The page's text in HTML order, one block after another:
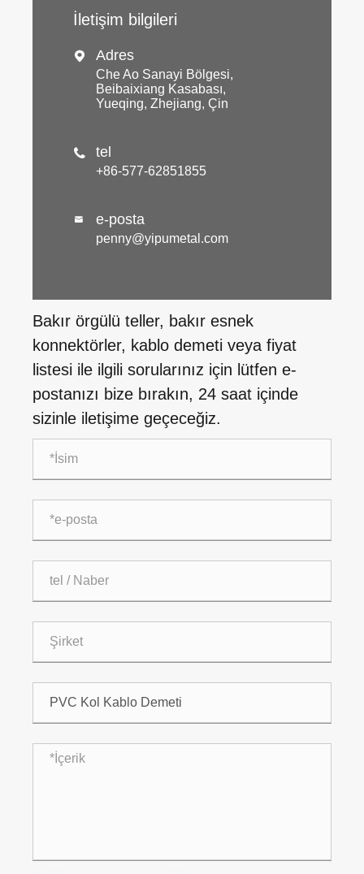
İletişim bilgileri
 Adres
Che Ao Sanayi Bölgesi,
Beibaixiang Kasabası,
Yueqing, Zhejiang, Çin
 tel
+86-577-62851855
 e-posta
penny@yipumetal.com
Bakır örgülü teller, bakır esnek
konnektörler, kablo demeti veya fiyat
listesi ile ilgili sorularınız için lütfen e-
postanızı bize bırakın, 24 saat içinde
sizinle iletişime geçeceğiz.